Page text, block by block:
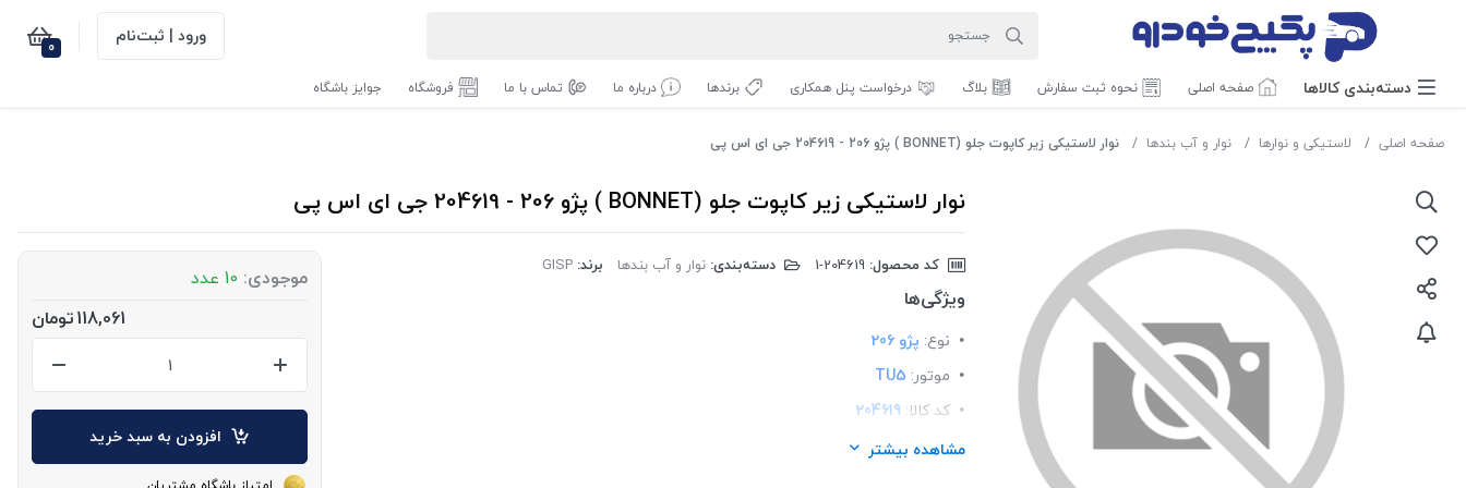
ورود | ثبت‌نام 0
دسته‌بندی‌ کالاها صفحه اصلی نحوه ثبت سفارش بلاگ درخواست پنل همکاری برندها درباره ما تماس با ما فروشگاه جوایز باشگاه
صفحه اصلی لاستیکی و نوارها نوار و آب بندها نوار لاستیکی زیر کاپوت جلو (BONNET ) پژو 206 - 204619 جی ای اس پی
نوار لاستیکی زیر کاپوت جلو (BONNET ) پژو 206 - 204619 جی ای اس پی
کد محصول: دسته‌بندی: نوار و آب بندها برند: GISP
ویژگی‌ها
نوع: پژو 206
موتور: TU5
کد کالا: 204619
لیست محصولات:
مشاهده بیشتر
موجودی: 10 عدد
118,061تومان
افزودن به سبد خرید